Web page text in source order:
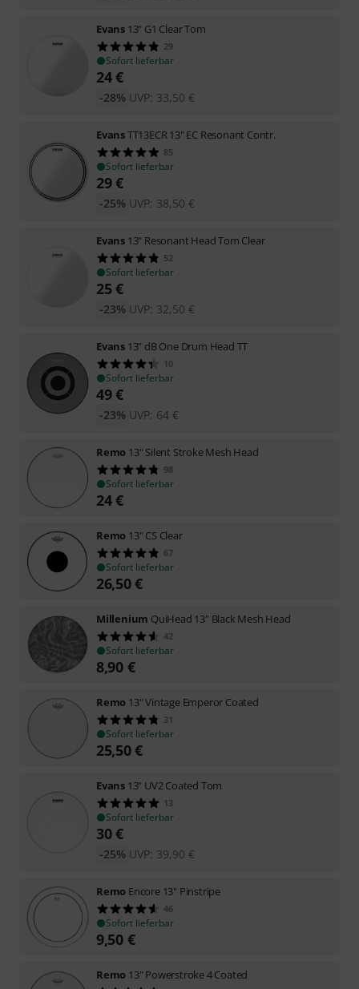
Evans 13" G1 Clear Tom
29
Sofort lieferbar
24€
UVP: 33,50 €
-28%
EvansTT13ECR 13" EC Resonant Contr.
85
Sofort lieferbar
29€
UVP: 38,50 €
-25%
Evans 13" Resonant Head Tom Clear
52
Sofort lieferbar
25€
UVP: 32,50 €
-23%
Evans 13" dB One Drum Head TT
10
Sofort lieferbar
49€
UVP: 64 €
-23%
Remo 13" Silent Stroke Mesh Head
98
Sofort lieferbar
24€
Remo 13" CS Clear
67
Sofort lieferbar
26,50€
Millenium QuiHead 13" Black Mesh Head
42
Sofort lieferbar
8,90 €
Remo 13" Vintage Emperor Coated
31
Sofort lieferbar
25,50€
Evans 13" UV2 Coated Tom
13
Sofort lieferbar
30€
UVP: 39,90 €
-25%
Remo Encore 13" Pinstripe
46
Sofort lieferbar
9,50 €
Remo 13" Powerstroke 4 Coated